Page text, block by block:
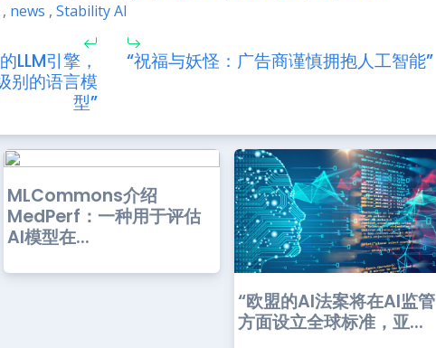
, news , Stability AI
LLM引擎，
别的语言模
型”
“祝福与妖怪：广告商谨慎拥抱人工智能”
MLCommons介绍
MedPerf：一种用于评估
AI模型在...
“欧盟的AI法案将在AI监管
方面设立全球标准，亚...